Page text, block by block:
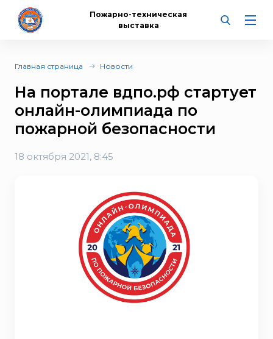
Пожарно-техническая
выставка
Главная страница Новости
На портале вдпо.рф стартует
онлайн-олимпиада по
пожарной безопасности
18 октября 2021, 8:45